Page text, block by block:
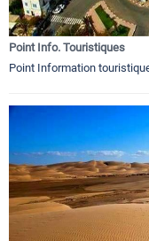
Point Info. Touristiques
Point Information